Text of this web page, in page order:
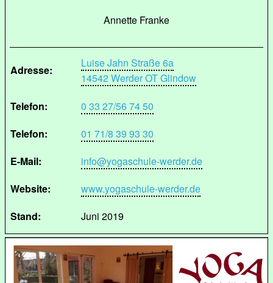
Annette Franke
Adresse:
Luise Jahn Straße 6a
14542 Werder OT Glindow
Telefon:
0 33 27/56 74 50
Telefon:
01 71/8 39 93 30
E-Mail:
info@yogaschule-werder.de
Website:
www.yogaschule-werder.de
Stand:
Juni 2019